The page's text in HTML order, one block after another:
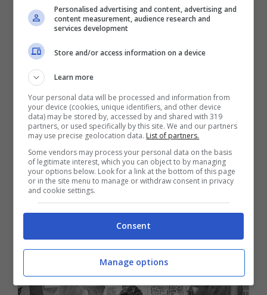
Considerando la durata della loro relazione,
sembra che Alessandro e Roberta
funzionino bene
incastrare i caratteri forti, costruendo – in un
certo senso – un meraviglioso nucleo
famigliare. Di Padua ha raccontato come
distacco nei confronti del nuovo compagno.
Con il tempo invece sono diventati
inseparabili. La dedica dell’ex cavaliere di
parla chiaro.
Personalised advertising and content, advertising and
content measurement, audience research and
services development
Store and/or access information on a device
Learn more
Your personal data will be processed and information from
your device (cookies, unique identifiers, and other device
data) may be stored by, accessed by and shared with 319
partners, or used specifically by this site. We and our partners
may use precise geolocation data. List of partners.
Some vendors may process your personal data on the basis
of legitimate interest, which you can object to by managing
your options below. Look for a link at the bottom of this page
or in the site menu to manage or withdraw consent in privacy
and cookie settings.
Consent
Manage options